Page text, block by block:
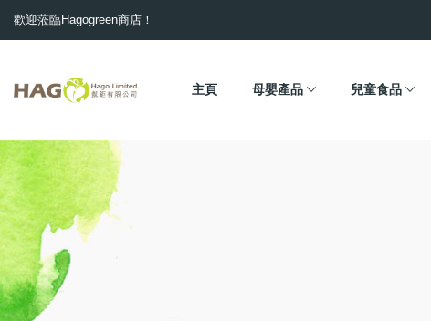
歡迎蒞臨Hagogreen商店！
主頁 母嬰產品 兒童食品